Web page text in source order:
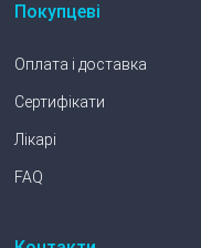
Покупцеві
Оплата і доставка
Сертифікати
Лікарі
FAQ